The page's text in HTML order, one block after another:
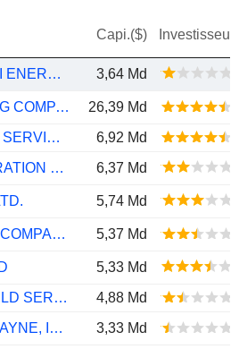
Capi.($) Investisseur
PATTERSON-UTI ENERGY, INC. 3,64 Md
ADNOC DRILLING COMPANY
26,39 Md
CHINA OILFIELD SERVICES LIMITED
6,92 Md
NOBLE CORPORATION PLC
6,37 Md
5,74 Md
ADES HOLDING COMPANY 5,37 Md
5,33 Md
SINOPEC OILFIELD SERVICE CORPORATION
4,88 Md
HELMERICH & PAYNE, INC.
3,33 Md